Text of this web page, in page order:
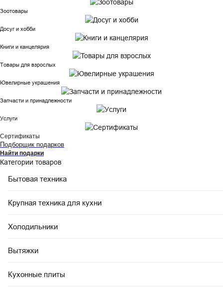
Зоотовары
Досуг и хобби
Книги и канцелярия
Товары для взрослых
Ювелирные украшения
Запчасти и принадлежности
Услуги
Сертификаты
Подборщик подарков
Найти подарки
Категории товаров
Бытовая техника
Крупная техника для кухни
Холодильники
Вытяжки
Кухонные плиты